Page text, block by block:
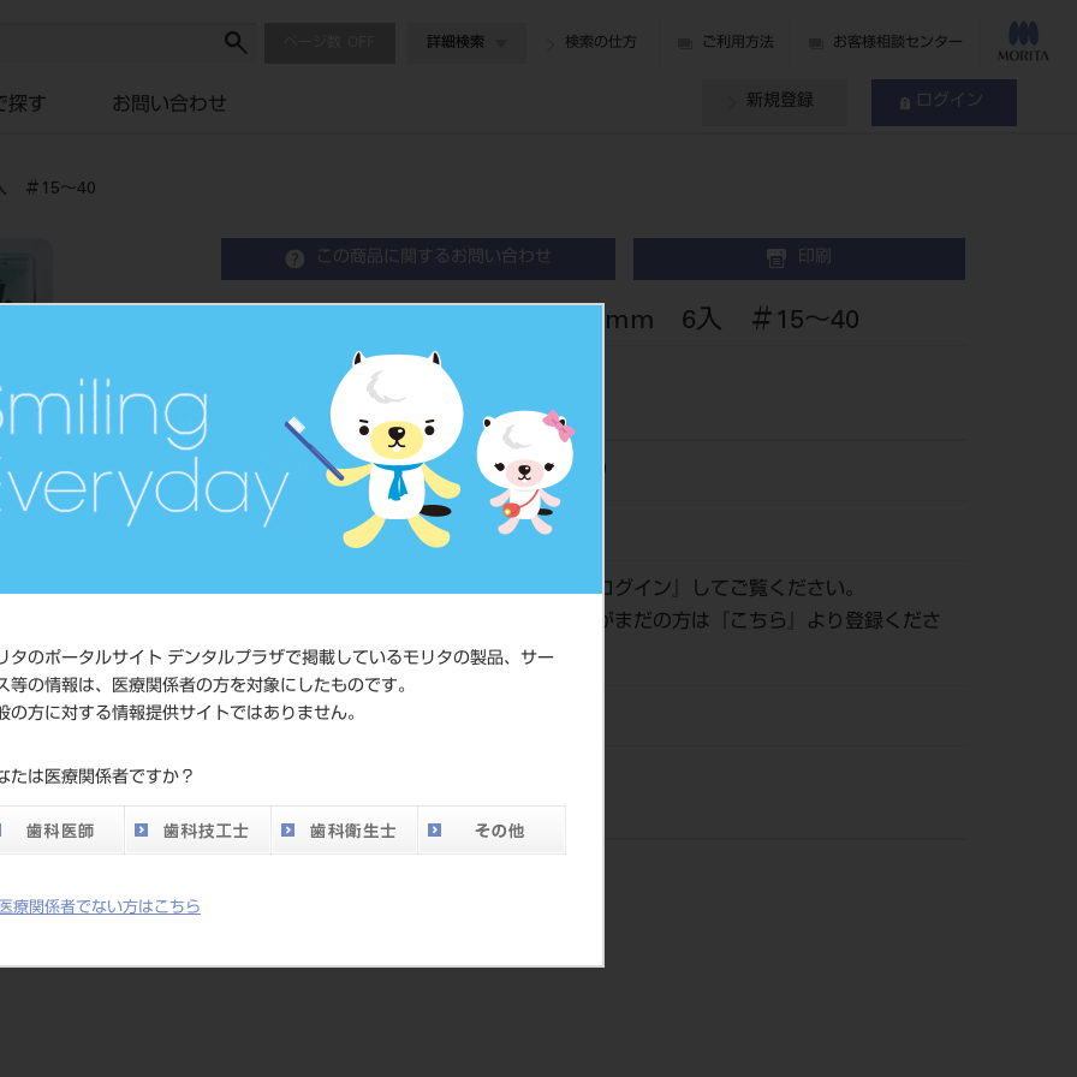
タのポータルサイト デンタルプラザで掲載しているモリタの製品、サー
等の情報は、医療関係者の方を対象にしたものです。
の方に対する情報提供サイトではありません。
たは医療関係者ですか？
療関係者でない方はこちら
詳細検索 検索の仕方 ご利用方法 お客様相談センター
探す お問い合わせ 新規登録 ログイン
15～40
この商品に関するお問い合わせ 印刷
SEC Oファイル K型 25mm 6入 ＃15～40
SEC O-File Type K
歯科用ファイル
品目コード 20239042515-40
JAN/EANコード 4546951505707
価格の確認は『ログイン 』してご覧ください。
ネット会員登録がまだの方は『
こちら
』より登録くださ
い。
メーカー
ジ